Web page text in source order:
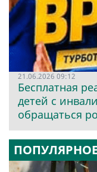
21.06.2026 09:12
Бесплатная
детей с
обращаться